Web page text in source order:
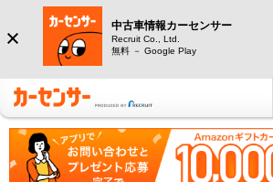
中古車情報カーセンサー
Recruit Co., Ltd.
無料 － Google Play